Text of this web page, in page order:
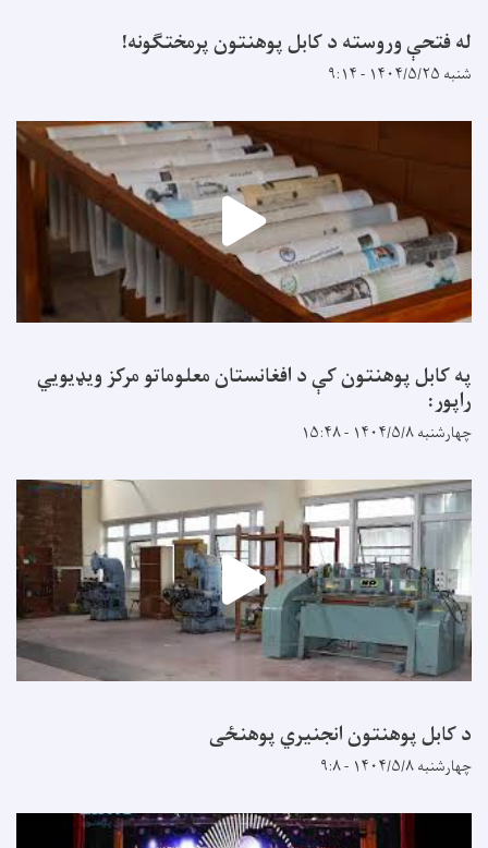
له فتحې وروسته د کابل پوهنتون پرمختګونه!
شنبه ۱۴۰۴/۵/۲۵ - ۹:۱۴
په کابل پوهنتون کې د افغانستان معلوماتو مرکز ویډیويي
راپور:
چهارشنبه ۱۴۰۴/۵/۸ - ۱۵:۴۸
د کابل پوهنتون انجنیري پوهنځی
چهارشنبه ۱۴۰۴/۵/۸ - ۹:۸